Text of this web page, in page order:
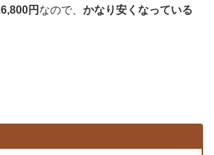
円 なので、 かなり安くなっている